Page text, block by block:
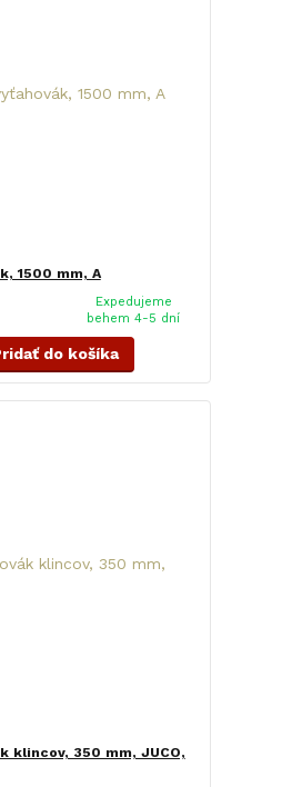
1500 mm, A
Expedujeme
behem 4-5 dní
do košíka
klincov, 350 mm, JUCO,